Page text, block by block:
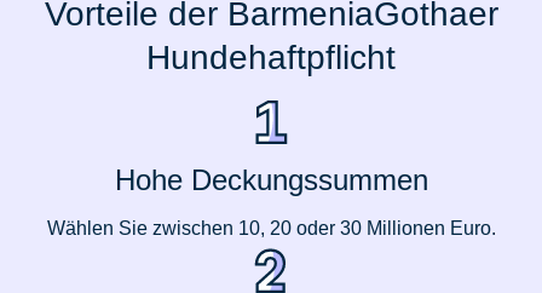
Vorteile der BarmeniaGothaer
Hundehaftpflicht
Hohe Deckungssummen
Wählen Sie zwischen 10, 20 oder 30 Millionen Euro.